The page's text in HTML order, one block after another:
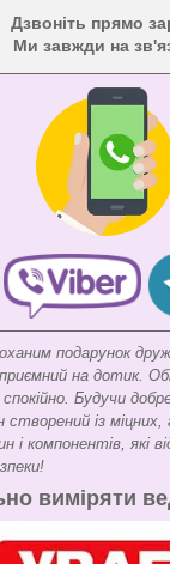
Дзвоніть прямо
Ми завжди на
подарунок
на дотик.
Будучи
створений із міцних,
і компонентів, які
виміряти